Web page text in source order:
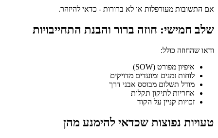
אם התשובות מעורפלות או לא ברורות - כדאי להיזהר.
שלב חמישי: חוזה ברור והבנת התחייבויות
ודאו שהחוזה כולל:
איפיון מפורט (SOW)
לוחות זמנים ומועדים מדויקים
מודל תשלום מבוסס אבני דרך
אחריות לתיקון תקלות
זכויות קניין על הקוד
טעויות נפוצות שכדאי להימנע מהן